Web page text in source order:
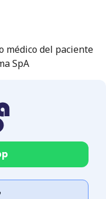
médico del paciente
SpA